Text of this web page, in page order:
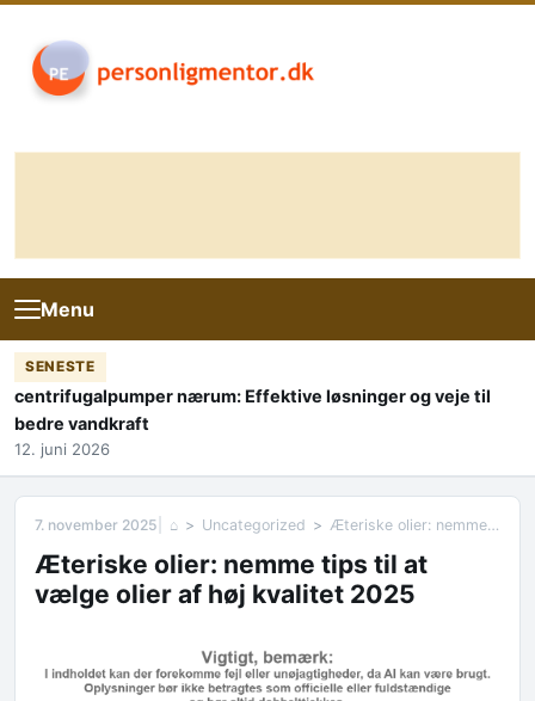
Menu
SENESTE
centrifugalpumper nærum: Effektive løsninger og veje til
bedre vandkraft
12. juni 2026
7. november 2025 ⌂ Uncategorized Æteriske olier: nemme tips til at vælge olier af høj kvalitet 2025
Æteriske olier: nemme tips til at
vælge olier af høj kvalitet 2025